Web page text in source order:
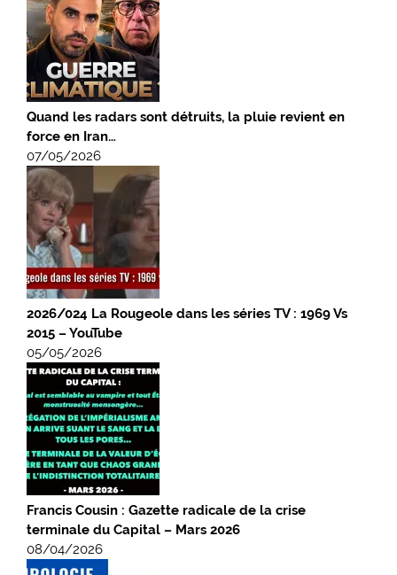
Quand les radars sont détruits, la pluie revient en
force en Iran…
07/05/2026
2026/024 La Rougeole dans les séries TV : 1969 Vs
2015 – YouTube
05/05/2026
Francis Cousin : Gazette radicale de la crise
terminale du Capital – Mars 2026
08/04/2026